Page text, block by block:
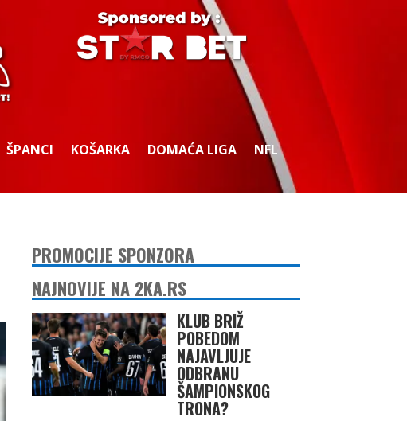
ŠPANCI KOŠARKA DOMAĆA LIGA
NFL
PROMOCIJE SPONZORA
NAJNOVIJE NA 2KA.RS
KLUB BRIŽ
POBEDOM
NAJAVLJUJE
ODBRANU
ŠAMPIONSKOG
TRONA?